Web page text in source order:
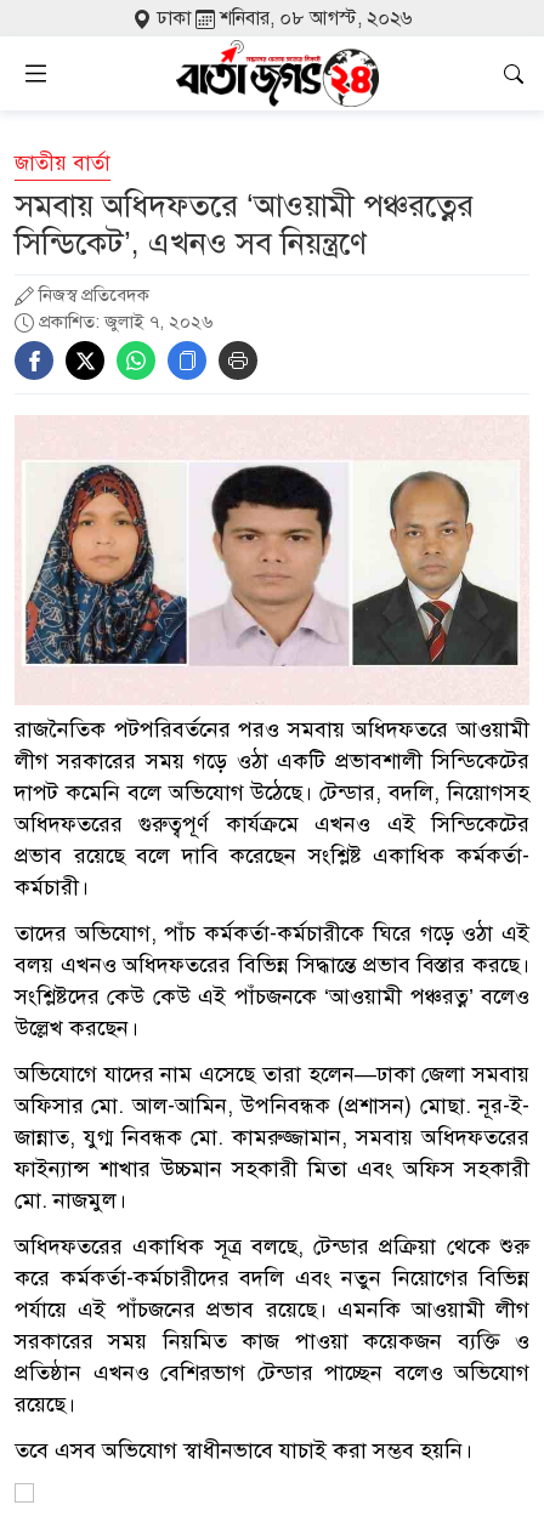
ঢাকা শনিবার, ০৮ আগস্ট, ২০২৬
জাতীয় বার্তা
সমবায় অধিদফতরে ‘আওয়ামী পঞ্চরত্নের
সিন্ডিকেট’, এখনও সব নিয়ন্ত্রণে
নিজস্ব প্রতিবেদক
প্রকাশিত: জুলাই ৭, ২০২৬
রাজনৈতিক পটপরিবর্তনের পরও সমবায় অধিদফতরে আওয়ামী
লীগ সরকারের সময় গড়ে ওঠা একটি প্রভাবশালী সিন্ডিকেটের
দাপট কমেনি বলে অভিযোগ উঠেছে। টেন্ডার, বদলি, নিয়োগসহ
অধিদফতরের গুরুত্বপূর্ণ কার্যক্রমে এখনও এই সিন্ডিকেটের
প্রভাব রয়েছে বলে দাবি করেছেন সংশ্লিষ্ট একাধিক কর্মকর্তা-
কর্মচারী।
তাদের অভিযোগ, পাঁচ কর্মকর্তা-কর্মচারীকে ঘিরে গড়ে ওঠা এই
বলয় এখনও অধিদফতরের বিভিন্ন সিদ্ধান্তে প্রভাব বিস্তার করছে।
সংশ্লিষ্টদের কেউ কেউ এই পাঁচজনকে ‘আওয়ামী পঞ্চরত্ন’ বলেও
উল্লেখ করছেন।
অভিযোগে যাদের নাম এসেছে তারা হলেন—ঢাকা জেলা সমবায়
অফিসার মো. আল-আমিন, উপনিবন্ধক (প্রশাসন) মোছা. নূর-ই-
জান্নাত, যুগ্ম নিবন্ধক মো. কামরুজ্জামান, সমবায় অধিদফতরের
ফাইন্যান্স শাখার উচ্চমান সহকারী মিতা এবং অফিস সহকারী
মো. নাজমুল।
অধিদফতরের একাধিক সূত্র বলছে, টেন্ডার প্রক্রিয়া থেকে শুরু
করে কর্মকর্তা-কর্মচারীদের বদলি এবং নতুন নিয়োগের বিভিন্ন
পর্যায়ে এই পাঁচজনের প্রভাব রয়েছে। এমনকি আওয়ামী লীগ
সরকারের সময় নিয়মিত কাজ পাওয়া কয়েকজন ব্যক্তি ও
প্রতিষ্ঠান এখনও বেশিরভাগ টেন্ডার পাচ্ছেন বলেও অভিযোগ
রয়েছে।
তবে এসব অভিযোগ স্বাধীনভাবে যাচাই করা সম্ভব হয়নি।